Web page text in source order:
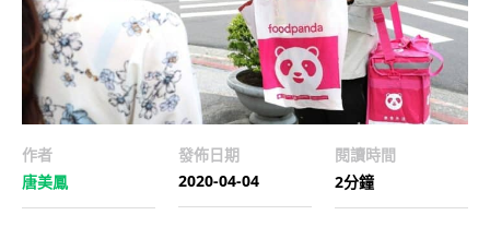
作者
唐美鳳
發佈日期
2020-04-04
閱讀時間
2分鐘